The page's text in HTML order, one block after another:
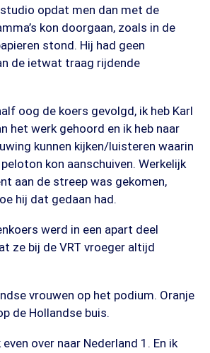
opdat men dan met de
kon doorgaan, zoals in de
stond. Hij had geen
de ietwat traag rijdende
oog de koers gevolgd, ik heb Karl
het werk gehoord en ik heb naar
kunnen kijken/luisteren waarin
kon aanschuiven. Werkelijk
aan de streep was gekomen,
hij dat gedaan had.
werd in een apart deel
ze bij de VRT vroeger altijd
vrouwen op het podium. Oranje
de Hollandse buis.
over naar Nederland 1. En ik